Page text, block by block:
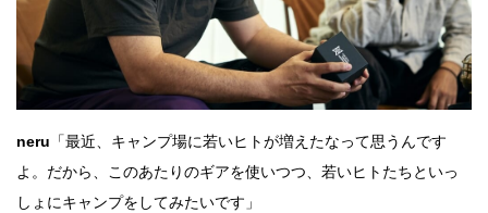
neru 「最近、キャンプ場に若いヒトが増えたなって思うんです
よ。だから、このあたりのギアを使いつつ、若いヒトたちといっ
しょにキャンプをしてみたいです」